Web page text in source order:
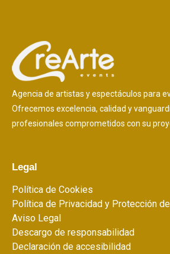
Agencia de artistas y espectáculos para
Ofrecemos excelencia, calidad y
profesionales comprometidos con su
Legal
Política de Cookies
Política de Privacidad y Protección
Aviso Legal
Descargo de responsabilidad
Declaración de accesibilidad